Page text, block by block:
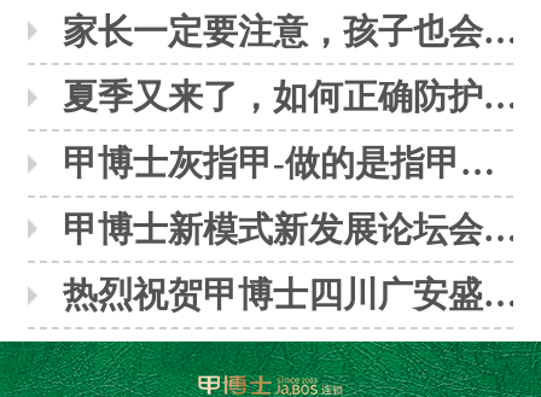
家长一定要注意，孩子也会感染灰指甲
夏季又来了，如何正确防护灰指甲呢？
甲博士灰指甲-做的是指甲，修的是人生
甲博士新模式新发展论坛会议圆满落下帷幕
热烈祝贺甲博士四川广安盛大开业